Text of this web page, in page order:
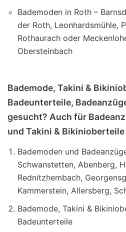
Bademoden in Roth –
der Roth, Leonhardsmühle,
Rothaurach oder
Obersteinbach
Bademode, Takini &
Badeunterteile,
gesucht? Auch für
und Takini &
Bademoden und
Schwanstetten, Abenberg,
Rednitzhembach,
Kammerstein, Allersberg,
Bademode, Takini &
Badeunterteile